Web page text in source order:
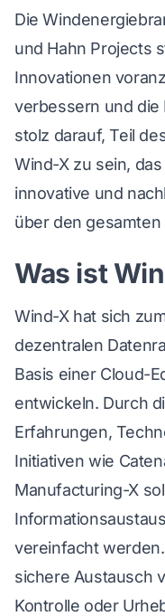
Die
und Hahn Projects
Innovationen
verbessern und die
stolz darauf, Teil
Wind-X zu sein,
innovative und
über den
Was ist
Wind-X hat sich
dezentralen
Basis einer Cloud-
entwickeln. Durch
Erfahrungen,
Initiativen wie
Manufacturing-X
vereinfacht
sichere Austausch
Kontrolle oder